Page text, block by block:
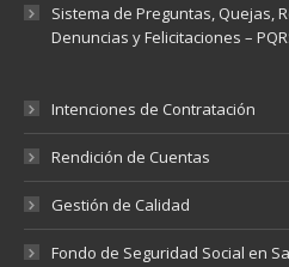
Sistema de Preguntas, Quejas,
Denuncias y Felicitaciones –
Intenciones de Contratación
Rendición de Cuentas
Gestión de Calidad
Fondo de Seguridad Social en